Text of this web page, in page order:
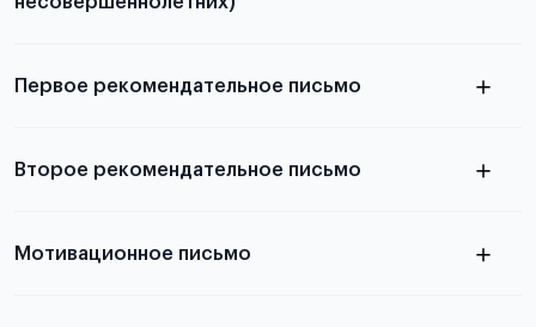
выезда
Первое рекомендательное письмо
письма
Второе рекомендательное письмо
Мотивационное письмо